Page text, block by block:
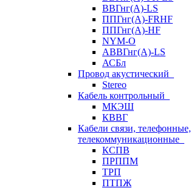
ВВГнг(А)-LS
ППГнг(А)-FRHF
ППГнг(А)-HF
NYM-O
АВВГнг(А)-LS
АСБл
Провод акустический
Stereo
Кабель контрольный
МКЭШ
КВВГ
Кабели связи, телефонные,
телекоммуникационные
КСПВ
ПРППМ
ТРП
ПТПЖ